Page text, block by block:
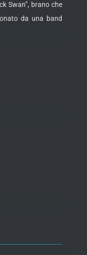
Swan”, brano che
da una band